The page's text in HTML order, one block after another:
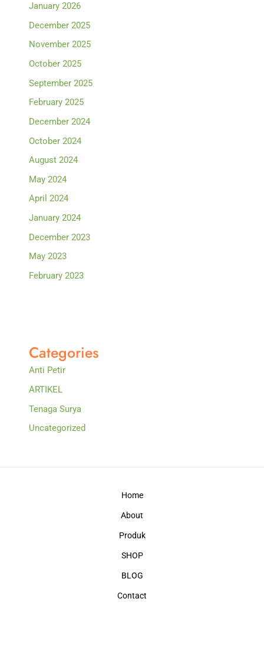
January 2026
December 2025
November 2025
October 2025
September 2025
February 2025
December 2024
October 2024
August 2024
May 2024
April 2024
January 2024
December 2023
May 2023
February 2023
Categories
Anti Petir
ARTIKEL
Tenaga Surya
Uncategorized
Home
About
Produk
SHOP
BLOG
Contact